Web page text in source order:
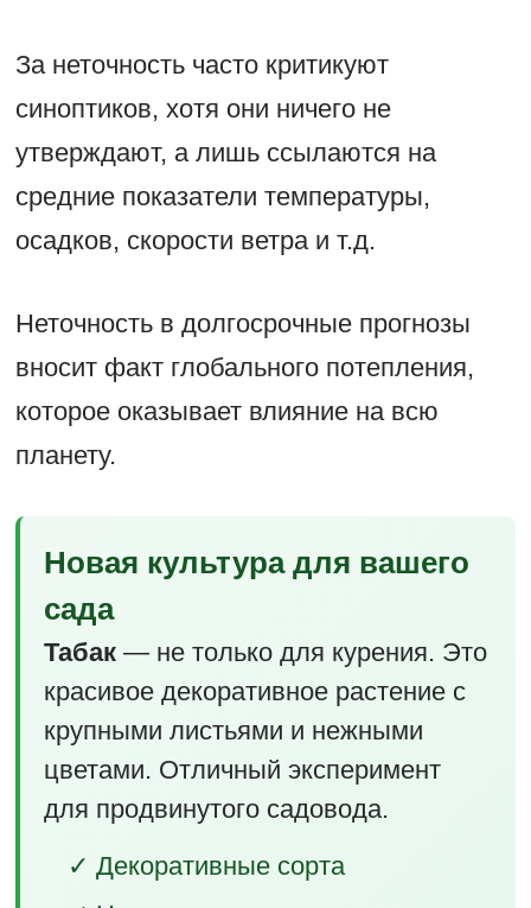
За неточность часто критикуют
синоптиков, хотя они ничего не
утверждают, а лишь ссылаются на
средние показатели температуры,
осадков, скорости ветра и т.д.
Неточность в долгосрочные прогнозы
вносит факт глобального потепления,
которое оказывает влияние на всю
планету.
Новая культура для вашего
сада
Табак— не только для курения. Это
красивое декоративное растение с
крупными листьями и нежными
цветами. Отличный эксперимент
для продвинутого садовода.
✓ Декоративные сорта